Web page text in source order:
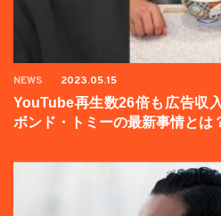
NEWS 2023.05.15
YouTube再生数26倍も広告収
ボンド・トミーの最新事情とは